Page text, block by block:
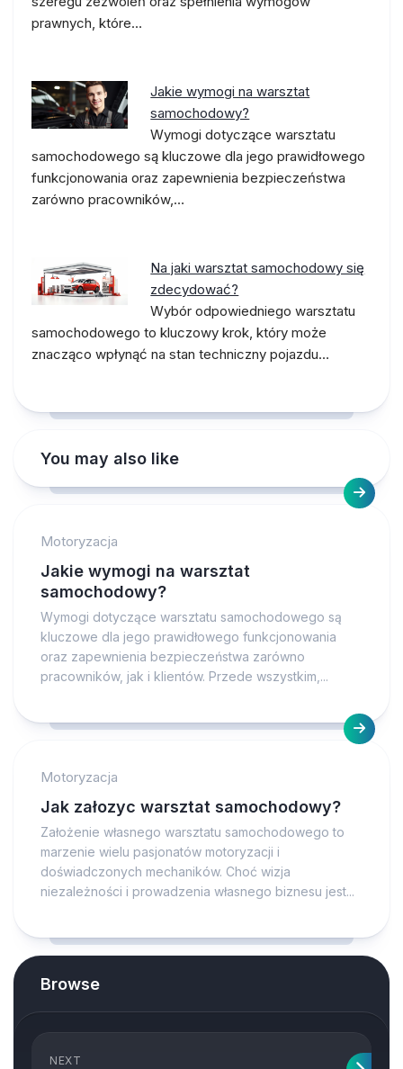
prawnych, które…
Jakie wymogi na warsztat
samochodowy?
Wymogi dotyczące warsztatu
samochodowego są kluczowe dla jego prawidłowego
funkcjonowania oraz zapewnienia bezpieczeństwa
zarówno pracowników,…
Na jaki warsztat samochodowy się
zdecydować?
Wybór odpowiedniego warsztatu
samochodowego to kluczowy krok, który może
znacząco wpłynąć na stan techniczny pojazdu…
You may also like
Motoryzacja
Jakie wymogi na warsztat
samochodowy?
Wymogi dotyczące warsztatu samochodowego są
kluczowe dla jego prawidłowego funkcjonowania
oraz zapewnienia bezpieczeństwa zarówno
pracowników, jak i klientów. Przede wszystkim,...
Motoryzacja
Jak załozyc warsztat samochodowy?
Założenie własnego warsztatu samochodowego to
marzenie wielu pasjonatów motoryzacji i
doświadczonych mechaników. Choć wizja
niezależności i prowadzenia własnego biznesu jest...
Browse
NEXT